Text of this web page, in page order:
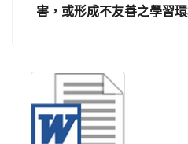
害，或形成不友善之學習